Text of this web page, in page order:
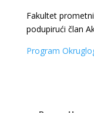
Fakultet
podupirući član
Program